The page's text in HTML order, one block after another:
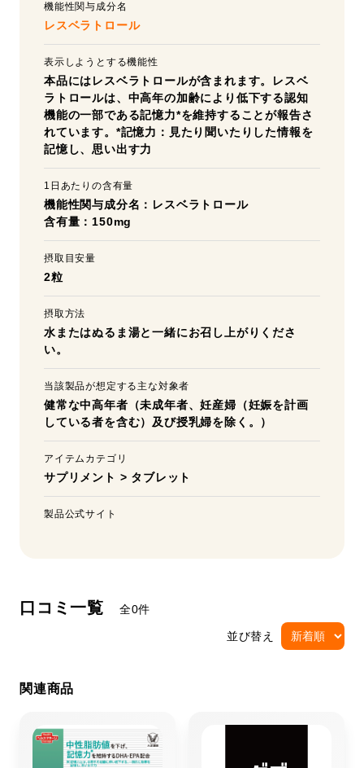
機能性関与成分名
レスベラトロール
表示しようとする機能性
本品にはレスベラトロールが含まれます。レスベ
ラトロールは、中高年の加齢により低下する認知
機能の一部である記憶力*を維持することが報告さ
れています。*記憶力：見たり聞いたりした情報を
記憶し、思い出す力
1日あたりの含有量
機能性関与成分名：レスベラトロール
含有量：150mg
摂取目安量
2粒
摂取方法
水またはぬるま湯と一緒にお召し上がりくださ
い。
当該製品が想定する主な対象者
健常な中高年者（未成年者、妊産婦（妊娠を計画
している者を含む）及び授乳婦を除く。）
アイテムカテゴリ
サプリメント > タブレット
製品公式サイト
口コミ一覧 全0件
並び替え
関連商品